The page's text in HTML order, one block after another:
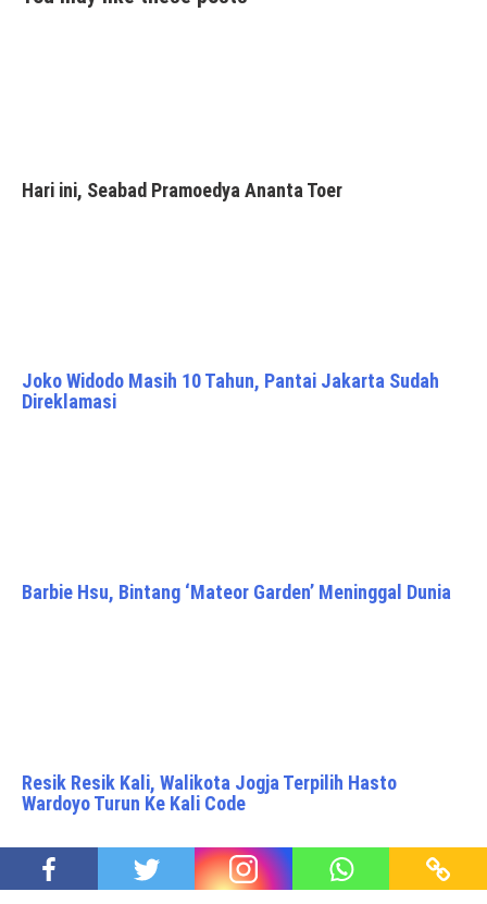
Hari ini, Seabad Pramoedya Ananta Toer
Joko Widodo Masih 10 Tahun, Pantai Jakarta Sudah
Direklamasi
Barbie Hsu, Bintang ‘Mateor Garden’ Meninggal Dunia
Resik Resik Kali, Walikota Jogja Terpilih Hasto
Wardoyo Turun Ke Kali Code